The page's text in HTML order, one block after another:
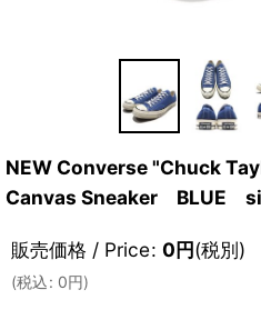
NEW Converse "Chuck
Canvas Sneaker BLUE
販売価格 / Price: 0円(税別)
(税込: 0円)